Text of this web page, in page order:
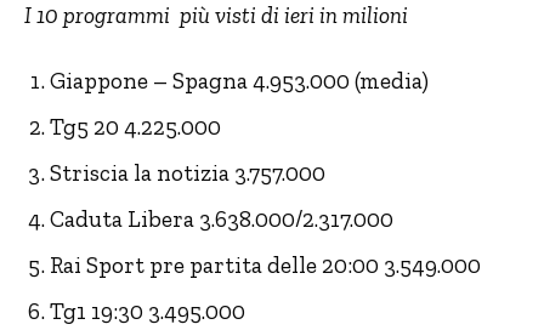
I 10 programmi più visti di ieri in milioni
Giappone – Spagna 4.953.000 (media)
Tg5 20 4.225.000
Striscia la notizia 3.757.000
Caduta Libera 3.638.000/2.317.000
Rai Sport pre partita delle 20:00 3.549.000
Tg1 19:30 3.495.000